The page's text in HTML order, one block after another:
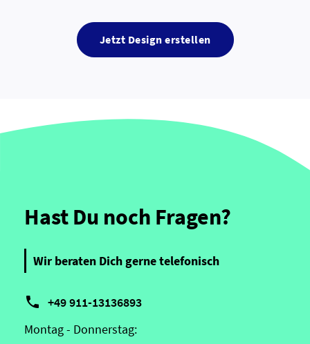
Jetzt Design erstellen
Hast Du noch Fragen?
Wir beraten Dich gerne telefonisch
 +49 911-13136893
Montag - Donnerstag: